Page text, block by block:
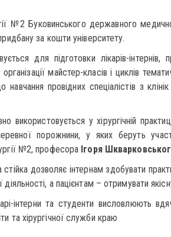
№2 Буковинського державного
за кошти університету.
для підготовки лікарів-інтернів,
майстер-класів і циклів
провідних спеціалістів з
використовується у хірургічній
порожнини, у яких беруть
№2, професора Ігоря
стійка дозволяє інтернам здобувати
діяльності, а пацієнтам – отримувати
інтерни та студенти висловлюють
та хірургічної служби краю